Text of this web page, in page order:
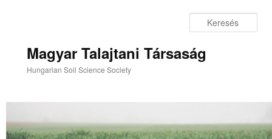
Magyar Talajtani Társaság
Hungarian Soil Science Society